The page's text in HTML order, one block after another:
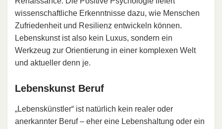
wissenschaftliche Erkenntnisse dazu, wie Menschen
Zufriedenheit und Resilienz entwickeln können.
Lebenskunst ist also kein Luxus, sondern ein
Werkzeug zur Orientierung in einer komplexen Welt
und aktueller denn je.
Lebenskunst Beruf
„Lebenskünstler“ ist natürlich kein realer oder
anerkannter Beruf – eher eine Lebenshaltung oder ein